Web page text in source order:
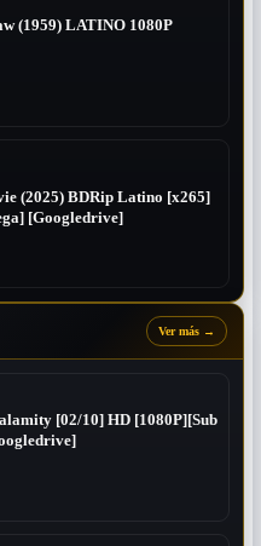
(1959) LATINO 1080P
(2025) BDRip Latino [x265]
[Googledrive]
Ver más →
[02/10] HD [1080P][Sub